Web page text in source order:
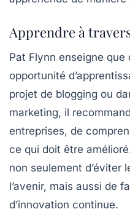
Apprendre à
Pat Flynn enseigne
opportunité
projet de blogging ou
marketing, il
entreprises, de
ce qui doit être
non seulement d’éviter
l’avenir, mais aussi de
d’innovation continue.